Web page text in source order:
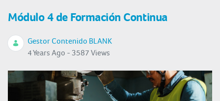
Módulo 4 de Formación Continua
Gestor Contenido BLANK
4 Years Ago - 3587 Views